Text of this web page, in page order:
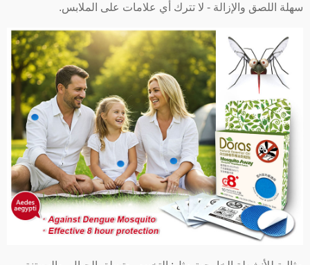
سهلة اللصق والإزالة - لا تترك أي علامات على الملابس.